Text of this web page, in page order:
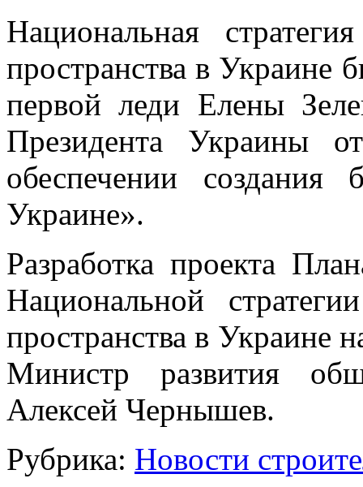
Национальная
пространства в Украине
первой леди Елены
Президента Украины
обеспечении создания
Украине».
Разработка проекта
Национальной
пространства в Украине
Министр развития
Алексей Чернышев.
Рубрика: Новости